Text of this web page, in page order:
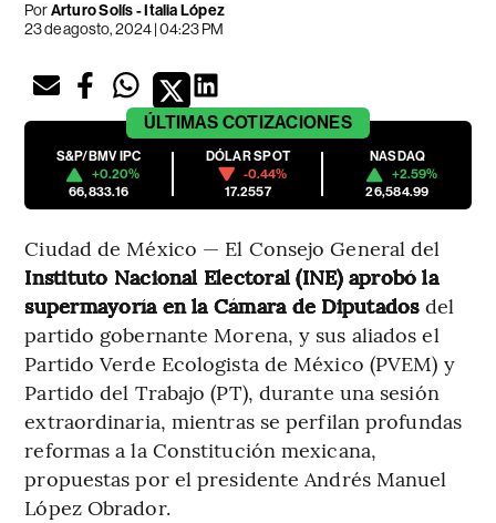
PorArturo Solís-Italia López
23 de agosto, 2024 | 04:23 PM
ÚLTIMAS COTIZACIONES
S&P/BMV IPC
+0.20%
66,833.16
DÓLAR SPOT
-0.44%
17.2557
NASDAQ
+2.59%
26,584.99
Ciudad de México — El Consejo General del
Instituto Nacional Electoral (INE) aprobó la
supermayoría en la Cámara de Diputadosdel
partido gobernante Morena, y sus aliados el
Partido Verde Ecologista de México (PVEM) y
Partido del Trabajo (PT), durante una sesión
extraordinaria, mientras se perfilan profundas
reformas a la Constitución mexicana,
propuestas por el presidente Andrés Manuel
López Obrador.